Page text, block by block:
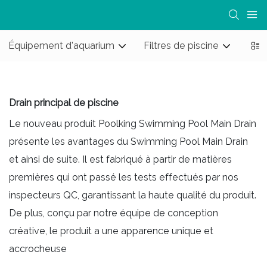
Équipement d'aquarium Filtres de piscine
Drain principal de piscine
Le nouveau produit Poolking Swimming Pool Main Drain
présente les avantages du Swimming Pool Main Drain
et ainsi de suite. Il est fabriqué à partir de matières
premières qui ont passé les tests effectués par nos
inspecteurs QC, garantissant la haute qualité du produit.
De plus, conçu par notre équipe de conception
créative, le produit a une apparence unique et
accrocheuse